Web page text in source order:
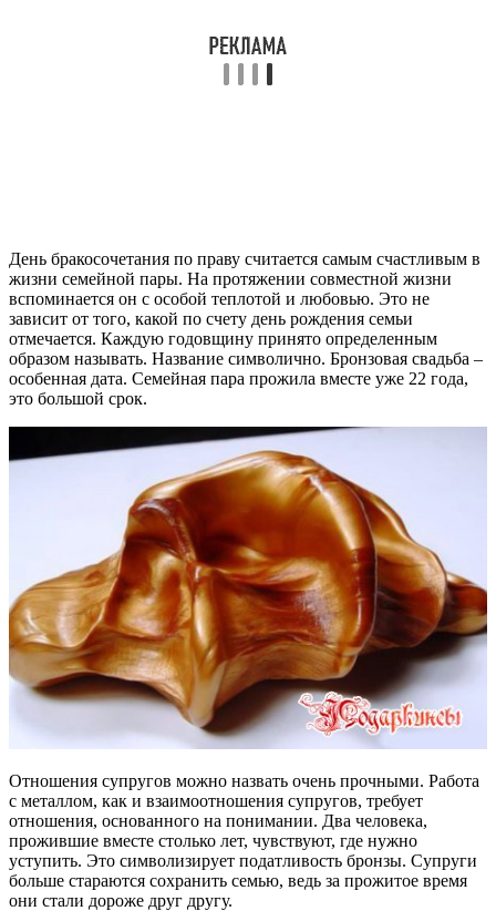
День бракосочетания по праву считается самым счастливым в
жизни семейной пары. На протяжении совместной жизни
вспоминается он с особой теплотой и любовью. Это не
зависит от того, какой по счету день рождения семьи
отмечается. Каждую годовщину принято определенным
образом называть. Название символично. Бронзовая свадьба –
особенная дата. Семейная пара прожила вместе уже 22 года,
это большой срок.
Отношения супругов можно назвать очень прочными. Работа
с металлом, как и взаимоотношения супругов, требует
отношения, основанного на понимании. Два человека,
прожившие вместе столько лет, чувствуют, где нужно
уступить. Это символизирует податливость бронзы. Супруги
больше стараются сохранить семью, ведь за прожитое время
они стали дороже друг другу.